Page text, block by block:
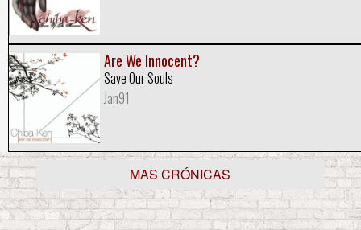
Are We Innocent?
Save Our Souls
Jan91
MAS CRÓNICAS